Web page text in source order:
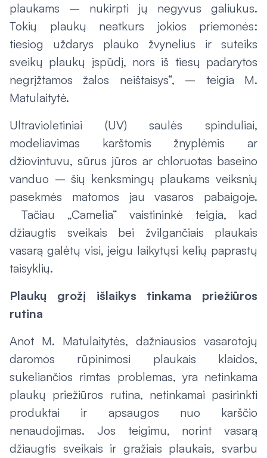
plaukams – nukirpti jų negyvus galiukus.
Tokių plaukų neatkurs jokios priemonės:
tiesiog uždarys plauko žvynelius ir suteiks
sveikų plaukų įspūdį, nors iš tiesų padarytos
negrįžtamos žalos neištaisys“, – teigia M.
Matulaitytė.
Ultravioletiniai (UV) saulės spinduliai,
modeliavimas karštomis žnyplėmis ar
džiovintuvu, sūrus jūros ar chloruotas baseino
vanduo – šių kenksmingų plaukams veiksnių
pasekmės matomos jau vasaros pabaigoje.
Tačiau „Camelia“ vaistininkė teigia, kad
džiaugtis sveikais bei žvilgančiais plaukais
vasarą galėtų visi, jeigu laikytųsi kelių paprastų
taisyklių.
Plaukų grožį išlaikys tinkama priežiūros
rutina
Anot M. Matulaitytės, dažniausios vasarotojų
daromos rūpinimosi plaukais klaidos,
sukeliančios rimtas problemas, yra netinkama
plaukų priežiūros rutina, netinkamai pasirinkti
produktai ir apsaugos nuo karščio
nenaudojimas. Jos teigimu, norint vasarą
džiaugtis sveikais ir gražiais plaukais, svarbu